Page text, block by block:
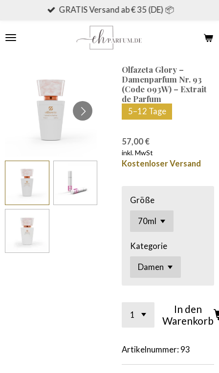
springen
GRATIS Versand ab € 35 (DE) 📦
Olfazeta Glory –
Damenparfum Nr. 93
(Code 093W) – Extrait
de Parfum
5–12 Tage
57,00 €
inkl. MwSt
Kostenloser Versand
Größe
Kategorie
In den
Warenkorb
Artikelnummer: 93